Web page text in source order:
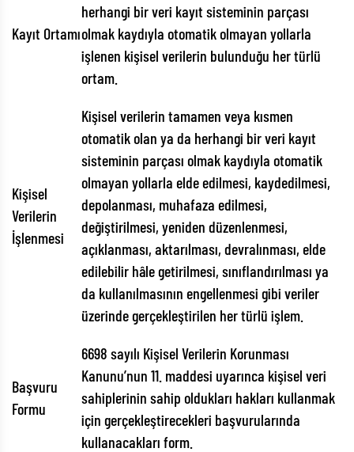
Kayıt Ortamı
herhangi bir veri kayıt sisteminin parçası
olmak kaydıyla otomatik olmayan yollarla
işlenen kişisel verilerin bulunduğu her türlü
ortam.
Kişisel
Verilerin
İşlenmesi
Kişisel verilerin tamamen veya kısmen
otomatik olan ya da herhangi bir veri kayıt
sisteminin parçası olmak kaydıyla otomatik
olmayan yollarla elde edilmesi, kaydedilmesi,
depolanması, muhafaza edilmesi,
değiştirilmesi, yeniden düzenlenmesi,
açıklanması, aktarılması, devralınması, elde
edilebilir hâle getirilmesi, sınıflandırılması ya
da kullanılmasının engellenmesi gibi veriler
üzerinde gerçekleştirilen her türlü işlem.
Başvuru
Formu
6698 sayılı Kişisel Verilerin Korunması
Kanunu’nun 11. maddesi uyarınca kişisel veri
sahiplerinin sahip oldukları hakları kullanmak
için gerçekleştirecekleri başvurularında
kullanacakları form.